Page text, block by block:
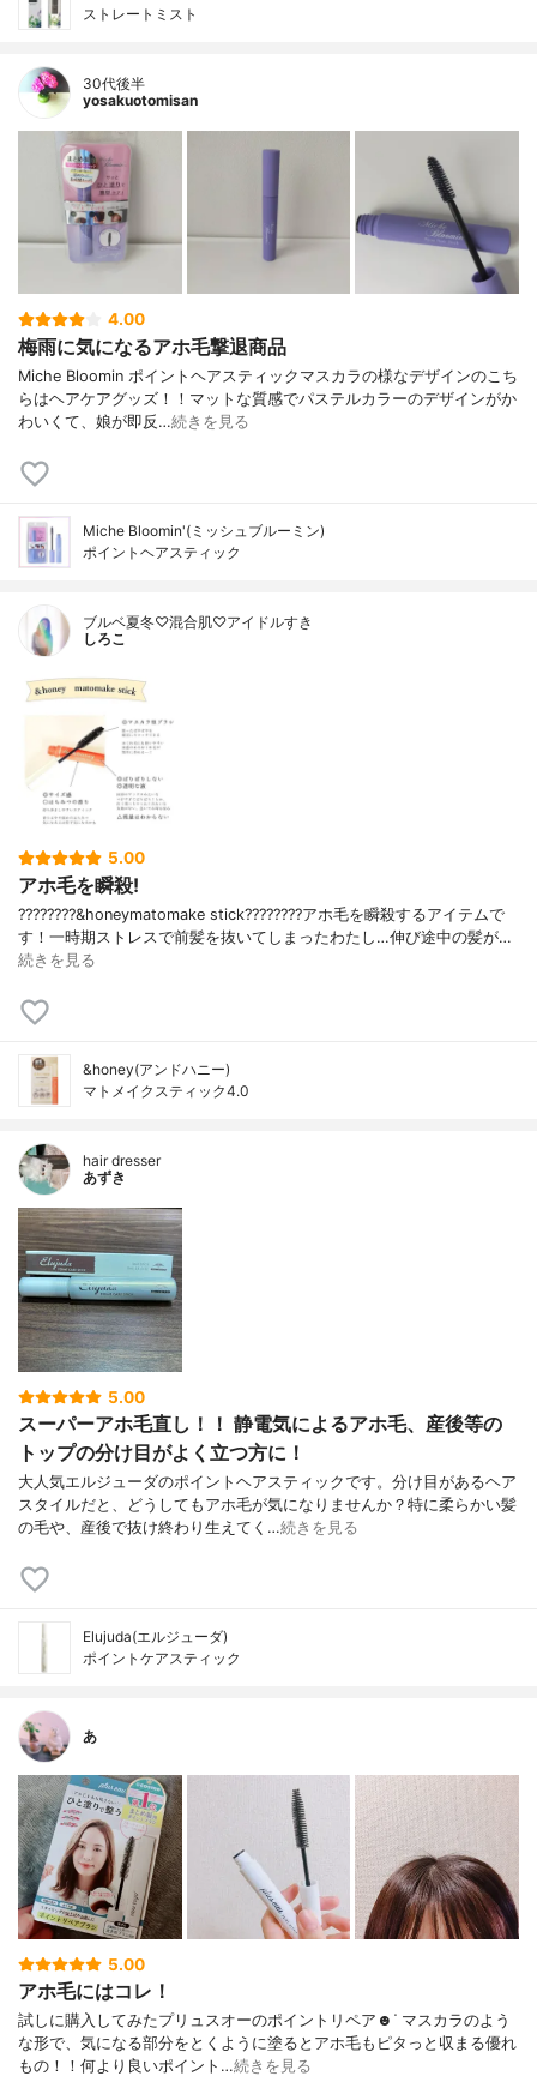
ストレートミスト
30代後半
yosakuotomisan
4.00
梅雨に気になるアホ毛撃退商品
Miche Bloomin ポイントヘアスティックマスカラの様なデザインのこち
らはヘアケアグッズ！！マットな質感でパステルカラーのデザインがか
わいくて、娘が即反…続きを見る
Miche Bloomin'(ミッシュブルーミン)
ポイントヘアスティック
ブルベ夏冬♡混合肌♡アイドルすき
しろこ
5.00
アホ毛を瞬殺!
????????&honeymatomake stick????????アホ毛を瞬殺するアイテムで
す！一時期ストレスで前髪を抜いてしまったわたし…伸び途中の髪が…
続きを見る
&honey(アンドハニー)
マトメイクスティック4.0
hair dresser
あずき
5.00
スーパーアホ毛直し！！ 静電気によるアホ毛、産後等の
トップの分け目がよく立つ方に！
大人気エルジューダのポイントヘアスティックです。分け目があるヘア
スタイルだと、どうしてもアホ毛が気になりませんか？特に柔らかい髪
の毛や、産後で抜け終わり生えてく…続きを見る
Elujuda(エルジューダ)
ポイントケアスティック
あ
5.00
アホ毛にはコレ！
試しに購入してみたプリュスオーのポイントリペア☻︎ᐝ マスカラのよう
な形で、気になる部分をとくように塗るとアホ毛もピタっと収まる優れ
もの！！何より良いポイント…続きを見る